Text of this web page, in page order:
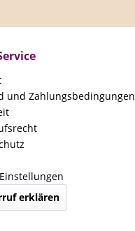
und Zahlungsbedingungen
erklären